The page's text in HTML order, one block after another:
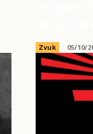
Zvuk 05/10/